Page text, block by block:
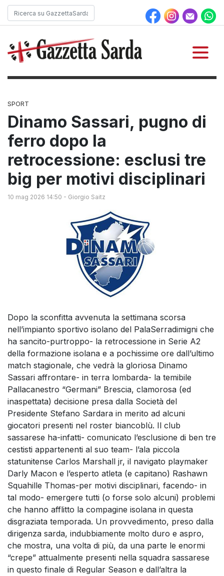
SPORT
Dinamo Sassari, pugno di
ferro dopo la
retrocessione: esclusi tre
big per motivi disciplinari
10 mag 2026 14:50 - Giorgio Saitz
Dopo la sconfitta avvenuta la settimana scorsa
nell’impianto sportivo isolano del PalaSerradimigni che
ha sancito-purtroppo- la retrocessione in Serie A2
della formazione isolana e a pochissime ore dall’ultimo
match stagionale, che vedrà la gloriosa Dinamo
Sassari affrontare- in terra lombarda- la temibile
Pallacanestro “Germani” Brescia, clamorosa (ed
inaspettata) decisione presa dalla Società del
Presidente Stefano Sardara in merito ad alcuni
giocatori presenti nel roster biancoblù. Il club
sassarese ha-infatti- comunicato l’esclusione di ben tre
cestisti appartenenti al suo team- l’ala piccola
statunitense Carlos Marshall jr, il navigato playmaker
Darly Macon e l’esperto atleta (e capitano) Rashawn
Squahille Thomas-per motivi disciplinari, facendo- in
tal modo- emergere tutti (o forse solo alcuni) problemi
che hanno afflitto la compagine isolana in questa
disgraziata temporada. Un provvedimento, preso dalla
dirigenza sarda, indubbiamente molto duro e aspro,
che mostra, una volta di più, da una parte le enormi
“crepe” attualmente presenti nella squadra sassarese
in questo finale di Regular Season e dall’altra la